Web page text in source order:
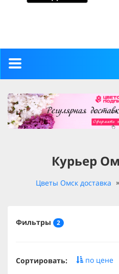
Toggle
Курьер
Цветы Омск доставка
Фильтры 2
Сортировать: по цене